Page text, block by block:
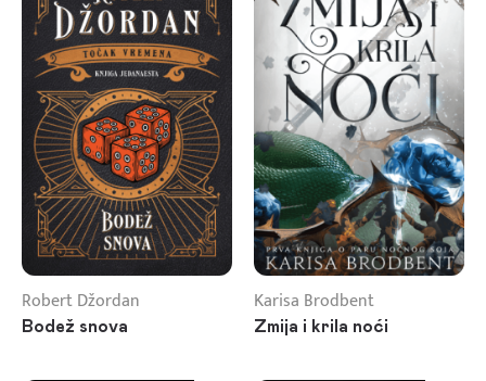
Robert Džordan
Bodež snova
Karisa Brodbent
Zmija i krila noći